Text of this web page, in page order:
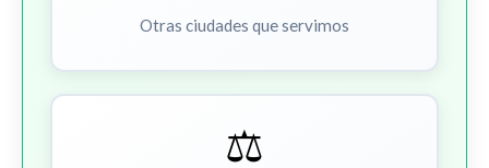
Otras ciudades que servimos
⚖️